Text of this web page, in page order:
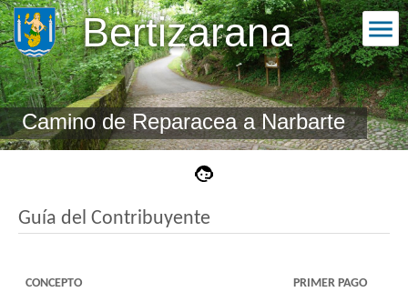
Camino de Reparacea a Narbarte
Bertizarana
Guía del Contribuyente
CONCEPTO
PRIMER PAGO